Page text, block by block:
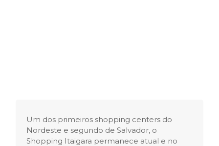
Um dos primeiros shopping centers do
Nordeste e segundo de Salvador, o
Shopping Itaigara permanece atual e no